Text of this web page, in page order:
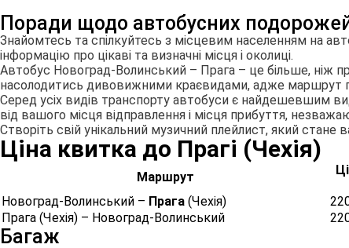
Поради щодо автобусних
Знайомтесь та спілкуйтесь з місцевим населенням на
інформацію про цікаві та визначні місця і околиці.
Автобус Новоград-Волинський – Прага – це більше, ніж
насолодитись дивовижними краєвидами, адже маршрут
Серед усіх видів транспорту автобуси є найдешевшим
від вашого місця відправлення і місця прибуття,
Створіть свій унікальний музичний плейлист, який стане
Ціна квитка до Прагi (Чехiя)
Маршрут
Новоград-Волинський – Прага (Чехiя)
Прага (Чехiя) – Новоград-Волинський
Багаж